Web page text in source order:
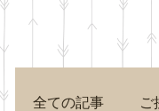
全ての記事 ご